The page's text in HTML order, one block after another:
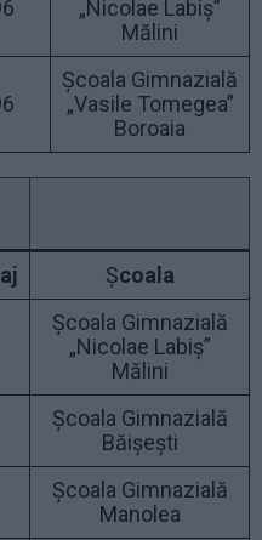
„Nicolae Labiș”
Mălini
Școala Gimnazială
„Vasile Tomegea”
Boroaia
Școala
Școala Gimnazială
„Nicolae Labiș”
Mălini
Școala Gimnazială
Băișești
Școala Gimnazială
Manolea